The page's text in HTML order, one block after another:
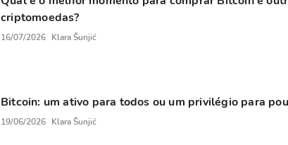
criptomoedas?
16/07/2026 Klara Šunjić
Bitcoin: um ativo para todos ou um privilégio para
19/06/2026 Klara Šunjić